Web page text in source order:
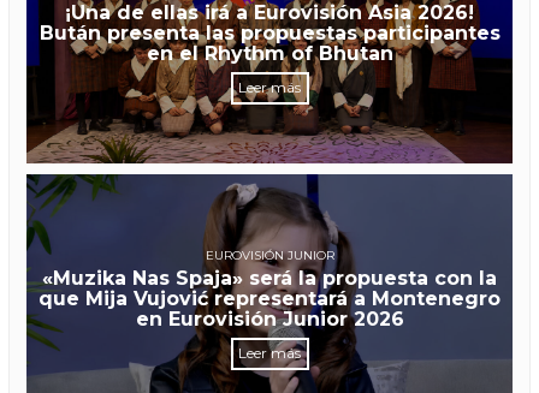
¡Una de ellas irá a Eurovisión Asia 2026!
Bután presenta las propuestas participantes
en el Rhythm of Bhutan
Leer más
EUROVISIÓN JUNIOR
«Muzika Nas Spaja» será la propuesta con la
que Mija Vujović representará a Montenegro
en Eurovisión Junior 2026
Leer más